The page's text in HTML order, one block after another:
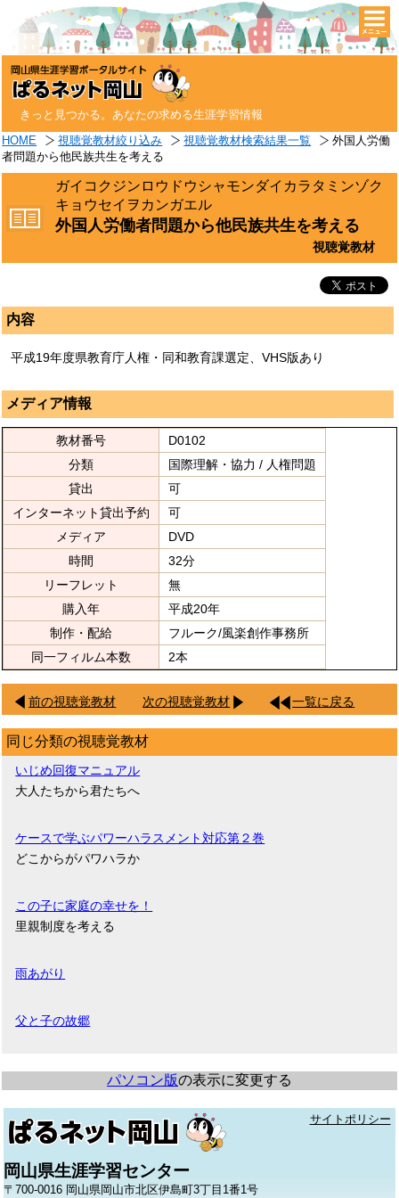
きっと見つかる。あなたの求める生涯学習情報
HOME 視聴覚教材絞り込み 視聴覚教材検索結果一覧
外国人労働
者問題から他民族共生を考える
ガイコクジンロウドウシャモンダイカラタミンゾク
キョウセイヲカンガエル
外国人労働者問題から他民族共生を考える
視聴覚教材
内容
平成19年度県教育庁人権・同和教育課選定、VHS版あり
メディア情報
教材番号
D0102
分類
国際理解・協力 / 人権問題
貸出
可
インターネット貸出予約
可
メディア
DVD
時間
32分
リーフレット
無
購入年
平成20年
制作・配給
フルーク/風楽創作事務所
同一フィルム本数
2本
前の視聴覚教材 次の視聴覚教材 一覧に戻る
同じ分類の視聴覚教材
いじめ回復マニュアル
大人たちから君たちへ
ケースで学ぶパワーハラスメント対応第２巻
どこからがパワハラか
この子に家庭の幸せを！
里親制度を考える
雨あがり
父と子の故郷
パソコン版の表示に変更する
サイトポリシー
岡山県生涯学習センター
〒700-0016 岡山県岡山市北区伊島町3丁目1番1号